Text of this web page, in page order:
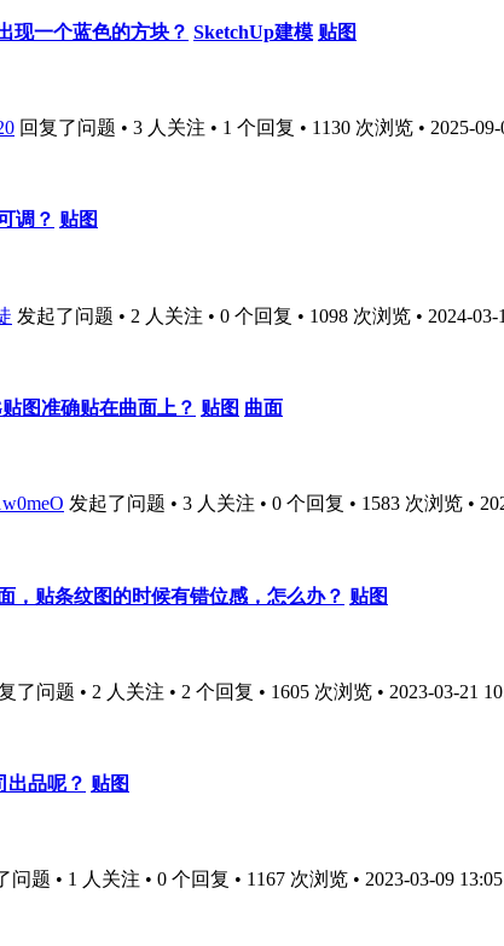
现一个蓝色的方块？ SketchUp建模 贴图
回复了问题 • 3 人关注 • 1 个回复 • 1130 次浏览 • 2025-09-
调？ 贴图
发起了问题 • 2 人关注 • 0 个回复 • 1098 次浏览 • 2024-03-
图准确贴在曲面上？ 贴图 曲面
发起了问题 • 3 人关注 • 0 个回复 • 1583 次浏览 •
，贴条纹图的时候有错位感，怎么办？ 贴图
了问题 • 2 人关注 • 2 个回复 • 1605 次浏览 • 2023-03-21
出品呢？ 贴图
问题 • 1 人关注 • 0 个回复 • 1167 次浏览 • 2023-03-09 13:05